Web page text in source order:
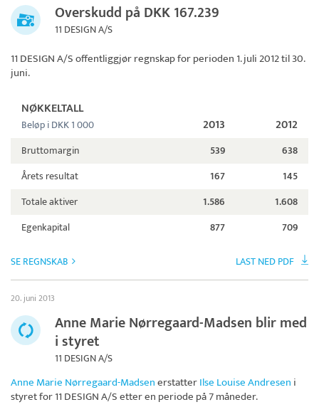
Overskudd på DKK 167.239
11 DESIGN A/S
11 DESIGN A/Soffentliggjør regnskap for perioden 1. juli 2012 til 30.
juni.
NØKKELTALL
Beløp i DKK 1 000 2013 2012
Bruttomargin 539
638
Årets resultat
167
145
Totale aktiver
1.586
1.608
Egenkapital
877 709
SE REGNSKAB LAST NED PDF
20. juni 2013
Anne Marie Nørregaard-Madsen blir med
i styret
11 DESIGN A/S
Anne Marie Nørregaard-MadsenerstatterIlse Louise Andresen i
styret for11 DESIGN A/Setter en periode på 7 måneder.